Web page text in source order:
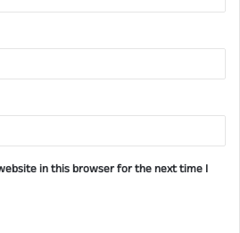
in this browser for the next time I